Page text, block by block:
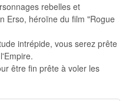
rebelles et
Erso, héroïne du film "Rogue
intrépide, vous serez prête
être fin prête à voler les